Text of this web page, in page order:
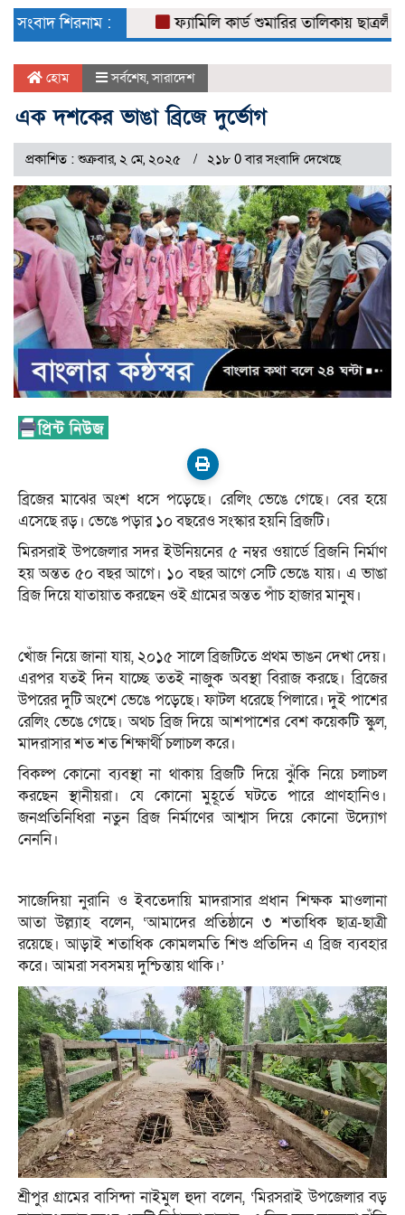
সংবাদ শিরনাম :
ফ্যামিলি কার্ড শুমারির তালিকায় ছাত্রলীগ নেতা
হোম সর্বশেষ,সারাদেশ
এক দশকের ভাঙা ব্রিজে দুর্ভোগ
প্রকাশিত : শুক্রবার, ২ মে, ২০২৫ ২১৮ 0 বার সংবাদি দেখেছে
ব্রিজের মাঝের অংশ ধসে পড়েছে। রেলিং ভেঙে গেছে। বের হয়ে
এসেছে রড়। ভেঙে পড়ার ১০ বছরেও সংস্কার হয়নি ব্রিজটি।
মিরসরাই উপজেলার সদর ইউনিয়নের ৫ নম্বর ওয়ার্ডে ব্রিজনি নির্মাণ
হয় অন্তত ৫০ বছর আগে। ১০ বছর আগে সেটি ভেঙে যায়। এ ভাঙা
ব্রিজ দিয়ে যাতায়াত করছেন ওই গ্রামের অন্তত পাঁচ হাজার মানুষ।
খোঁজ নিয়ে জানা যায়, ২০১৫ সালে ব্রিজটিতে প্রথম ভাঙন দেখা দেয়।
এরপর যতই দিন যাচ্ছে ততই নাজুক অবস্থা বিরাজ করছে। ব্রিজের
উপরের দুটি অংশে ভেঙে পড়েছে। ফাটল ধরেছে পিলারে। দুই পাশের
রেলিং ভেঙে গেছে। অথচ ব্রিজ দিয়ে আশপাশের বেশ কয়েকটি স্কুল,
মাদরাসার শত শত শিক্ষার্থী চলাচল করে।
বিকল্প কোনো ব্যবস্থা না থাকায় ব্রিজটি দিয়ে ঝুঁকি নিয়ে চলাচল
করছেন স্থানীয়রা। যে কোনো মুহূর্তে ঘটতে পারে প্রাণহানিও।
জনপ্রতিনিধিরা নতুন ব্রিজ নির্মাণের আশ্বাস দিয়ে কোনো উদ্যোগ
নেননি।
সাজেদিয়া নুরানি ও ইবতেদায়ি মাদরাসার প্রধান শিক্ষক মাওলানা
আতা উল্ল্যাহ বলেন, ‘আমাদের প্রতিষ্ঠানে ৩ শতাধিক ছাত্র-ছাত্রী
রয়েছে। আড়াই শতাধিক কোমলমতি শিশু প্রতিদিন এ ব্রিজ ব্যবহার
করে। আমরা সবসময় দুশ্চিন্তায় থাকি।’
শ্রীপুর গ্রামের বাসিন্দা নাইমুল হুদা বলেন, ‘মিরসরাই উপজেলার বড়